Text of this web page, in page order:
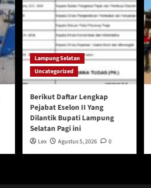
Lampung Selatan
Uncategorized
Berikut Daftar Lengkap
Pejabat Eselon II Yang
Dilantik Bupati Lampung
Selatan Pagi ini
Lex Agustus 5, 2026 0